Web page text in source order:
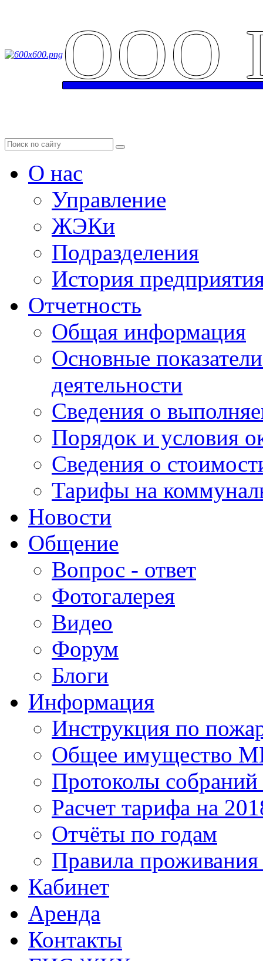
ООО
О нас
Управление
ЖЭКи
Подразделения
История
Отчетность
Общая информация
Основные
деятельности
Сведения о
Порядок и условия
Сведения о
Тарифы на
Новости
Общение
Вопрос - ответ
Фотогалерея
Видео
Форум
Блоги
Информация
Инструкция по
Общее имущество
Протоколы
Расчет тарифа на
Отчёты по годам
Правила
Кабинет
Аренда
Контакты